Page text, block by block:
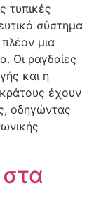
τυπικές
σύστημα
μια
Οι ραγδαίες
και η
έχουν
οδηγώντας
στα